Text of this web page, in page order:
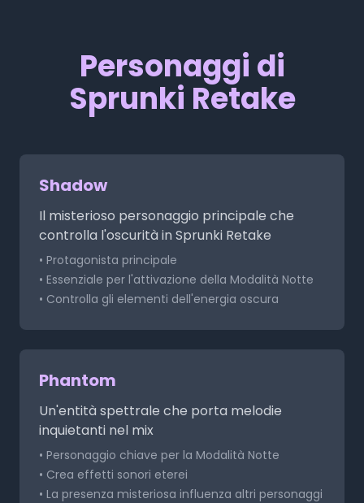
Personaggi di
Sprunki Retake
Shadow
Il misterioso personaggio principale che
controlla l'oscurità in Sprunki Retake
• Protagonista principale
• Essenziale per l'attivazione della Modalità Notte
• Controlla gli elementi dell'energia oscura
Phantom
Un'entità spettrale che porta melodie
inquietanti nel mix
• Personaggio chiave per la Modalità Notte
• Crea effetti sonori eterei
• La presenza misteriosa influenza altri personaggi